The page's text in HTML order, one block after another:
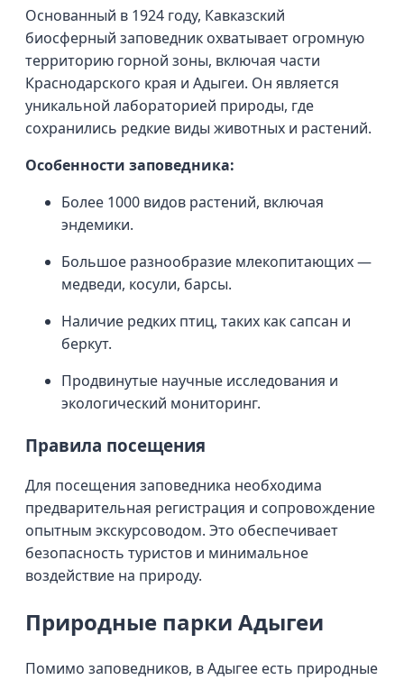
Основанный в 1924 году, Кавказский
биосферный заповедник охватывает огромную
территорию горной зоны, включая части
Краснодарского края и Адыгеи. Он является
уникальной лабораторией природы, где
сохранились редкие виды животных и растений.
Особенности заповедника:
Более 1000 видов растений, включая
эндемики.
Большое разнообразие млекопитающих —
медведи, косули, барсы.
Наличие редких птиц, таких как сапсан и
беркут.
Продвинутые научные исследования и
экологический мониторинг.
Правила посещения
Для посещения заповедника необходима
предварительная регистрация и сопровождение
опытным экскурсоводом. Это обеспечивает
безопасность туристов и минимальное
воздействие на природу.
Природные парки Адыгеи
Помимо заповедников, в Адыгее есть природные